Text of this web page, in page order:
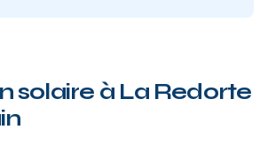
solaire à La Redorte